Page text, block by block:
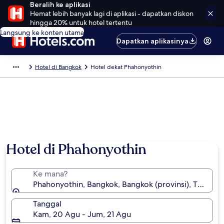
Beralih ke aplikasi
Hemat lebih banyak lagi di aplikasi - dapatkan diskon
hingga 20% untuk hotel tertentu
Langsung ke konten utama
Dapatkan aplikasinya
Hotel di Bangkok Hotel dekat Phahonyothin
Hotel di Phahonyothin
Ke mana?
Phahonyothin, Bangkok, Bangkok (provinsi), Thailand
Tanggal
Kam, 20 Agu - Jum, 21 Agu